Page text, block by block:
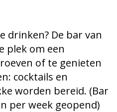
drinken? De bar van
plek om een
of te genieten
cocktails en
worden bereid. (Bar
per week geopend)